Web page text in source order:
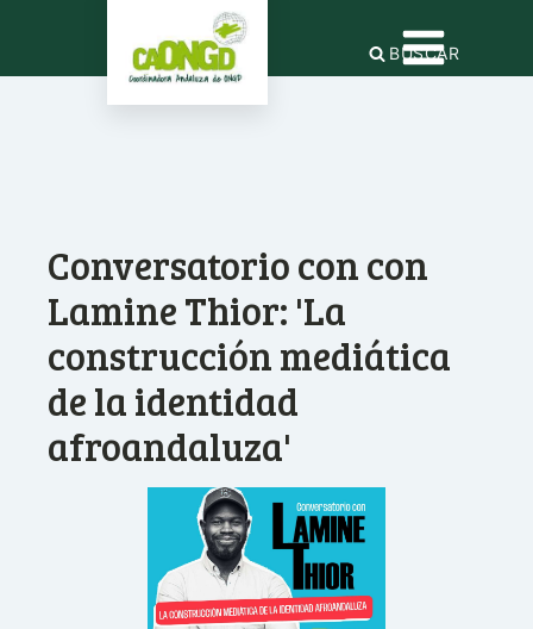
BUSCAR
Conversatorio con con
Lamine Thior: 'La
construcción mediática
de la identidad
afroandaluza'